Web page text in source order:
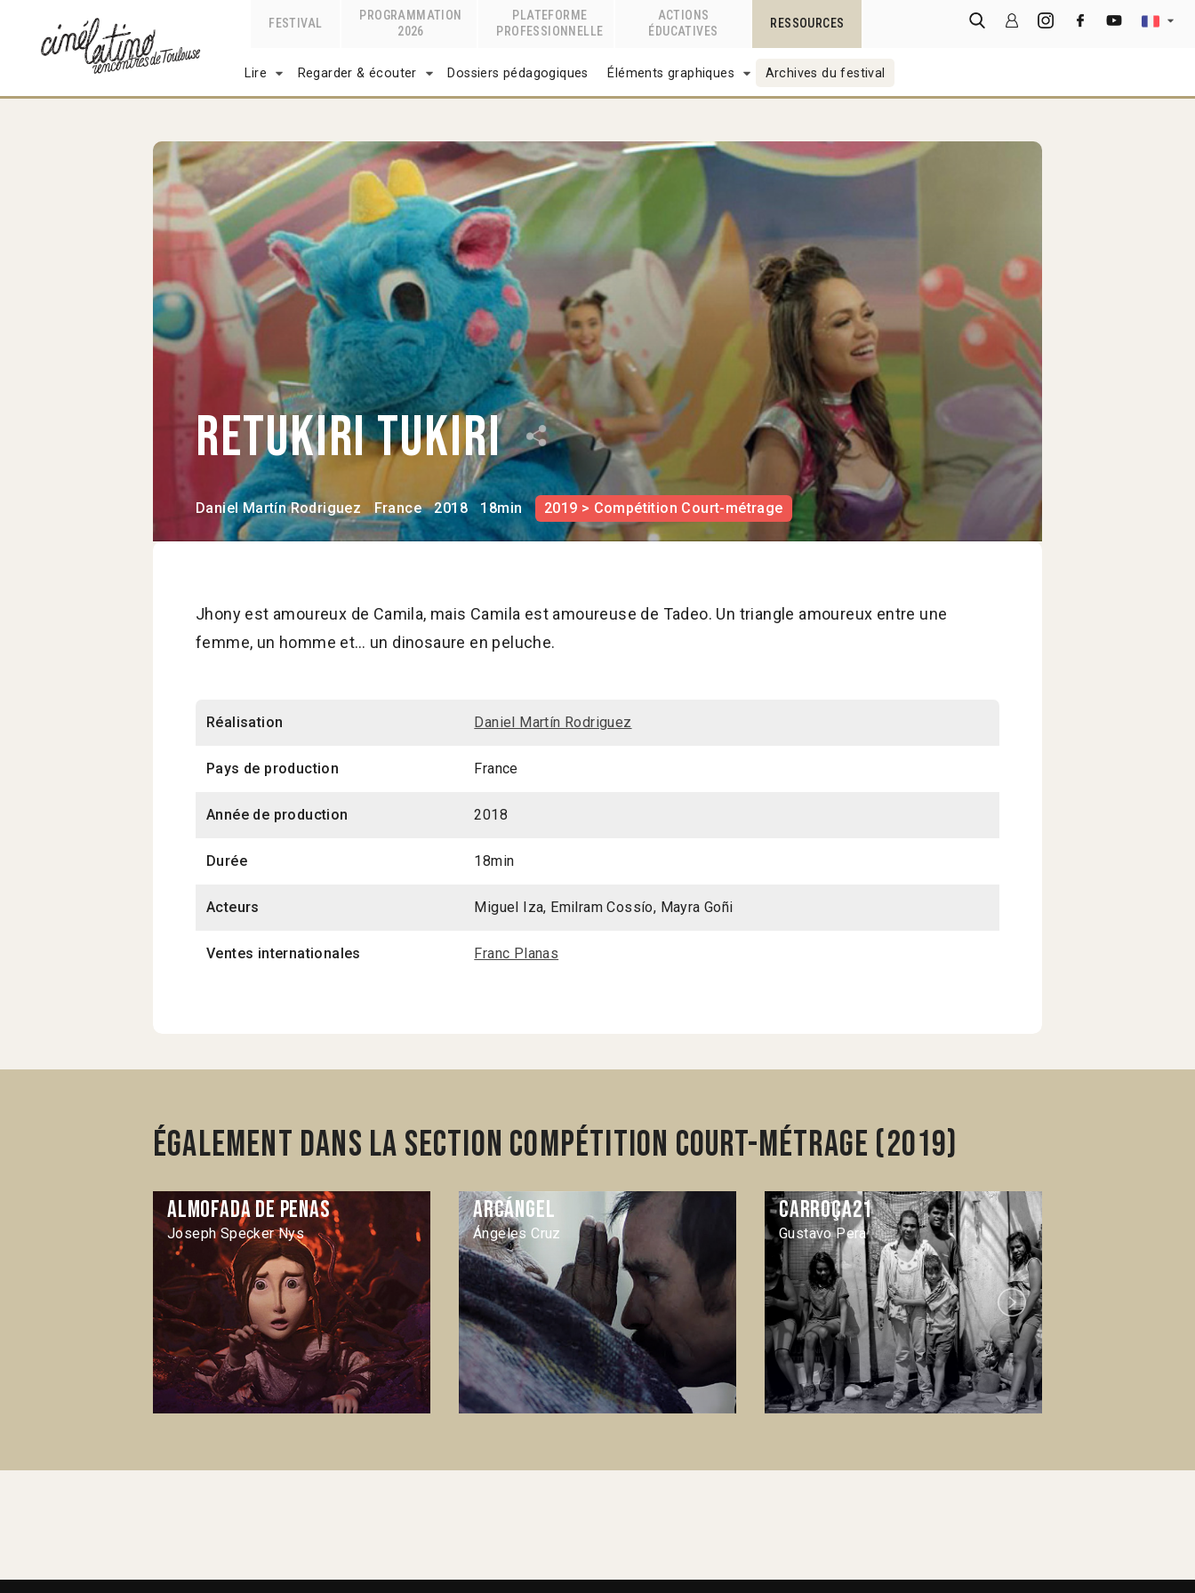
FESTIVAL
PROGRAMMATION
2026
PLATEFORME
PROFESSIONNELLE
ACTIONS
ÉDUCATIVES
RESSOURCES
Lire Regarder & écouter Dossiers pédagogiques Éléments graphiques Archives du festival
Retukiri Tukiri
Daniel Martín Rodriguez France 2018 18min 2019 > Compétition Court-métrage
Jhony est amoureux de Camila, mais Camila est amoureuse de Tadeo. Un triangle amoureux entre une
femme, un homme et… un dinosaure en peluche.
Réalisation Daniel Martín Rodriguez
Pays de production France
Année de production 2018
Durée 18min
Acteurs Miguel Iza, Emilram Cossío, Mayra Goñi
Ventes internationales Franc Planas
Également dans la section Compétition Court-métrage (2019)
Almofada de penas
Joseph Specker Nys
Arcángel
Ángeles Cruz
Carroça21
Gustavo Pera
Next